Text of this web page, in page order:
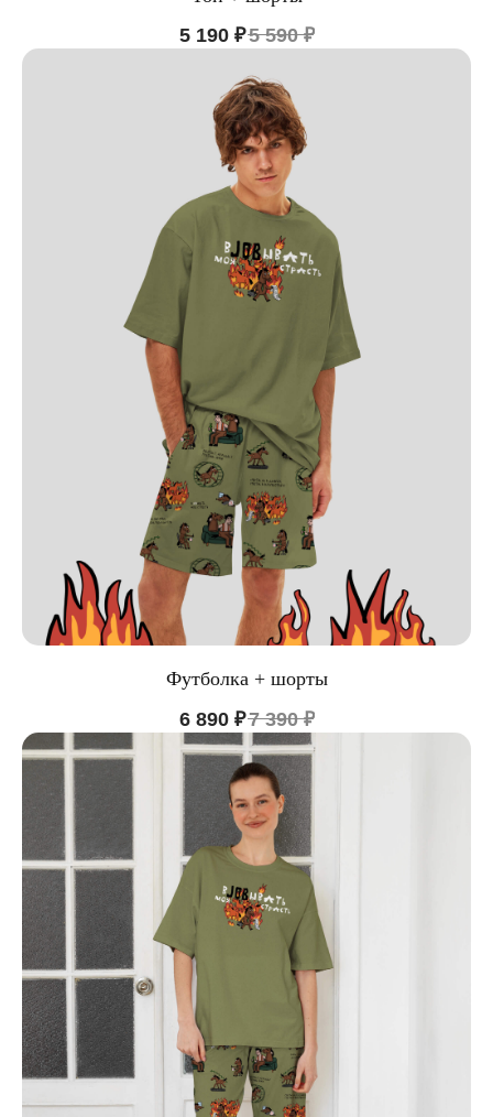
5 190 ₽5 590 ₽
Футболка + шорты
6 890 ₽7 390 ₽